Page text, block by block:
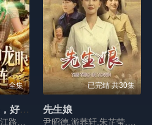
全集
我有一双神龙眼，好运连连
已完结 共30集
先生娘